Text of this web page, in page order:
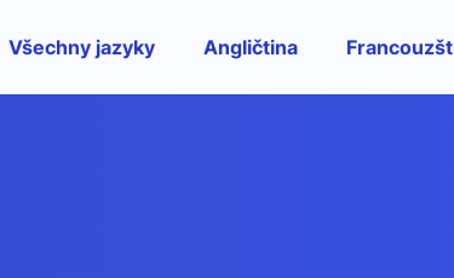
Všechny jazyky Angličtina